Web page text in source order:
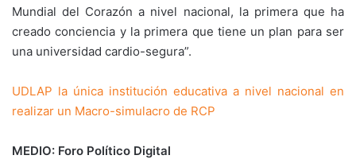
Mundial del Corazón a nivel nacional, la primera que ha
creado conciencia y la primera que tiene un plan para ser
una universidad cardio-segura”.
UDLAP la única institución educativa a nivel nacional en
realizar un Macro-simulacro de RCP
MEDIO: Foro Político Digital